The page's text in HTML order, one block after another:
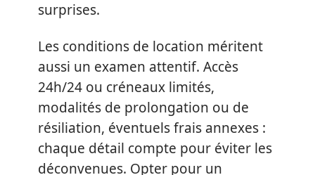
surprises.
Les conditions de location méritent
aussi un examen attentif. Accès
24h/24 ou créneaux limités,
modalités de prolongation ou de
résiliation, éventuels frais annexes :
chaque détail compte pour éviter les
déconvenues. Opter pour un